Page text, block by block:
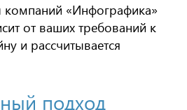
компаний «Инфографика»
от ваших требований к
и рассчитывается
подход